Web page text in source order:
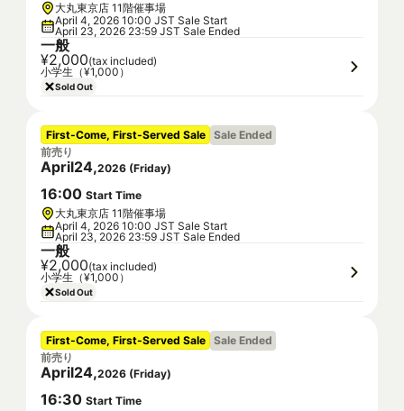
大丸東京店 11階催事場
April 4, 2026 10:00 JST Sale Start
April 23, 2026 23:59 JST Sale Ended
一般
¥2,000(tax included)
小学生（¥1,000）
Sold Out
First-Come, First-Served Sale Sale Ended
前売り
April24,2026 (Friday)
16:00 Start Time
大丸東京店 11階催事場
April 4, 2026 10:00 JST Sale Start
April 23, 2026 23:59 JST Sale Ended
一般
¥2,000(tax included)
小学生（¥1,000）
Sold Out
First-Come, First-Served Sale Sale Ended
前売り
April24,2026 (Friday)
16:30 Start Time